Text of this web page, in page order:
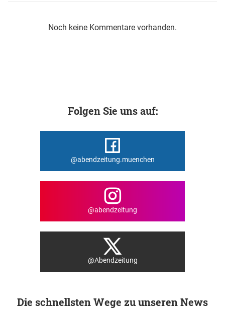
Noch keine Kommentare vorhanden.
Folgen Sie uns auf:
@abendzeitung.muenchen
@abendzeitung
@Abendzeitung
Die schnellsten Wege zu unseren News